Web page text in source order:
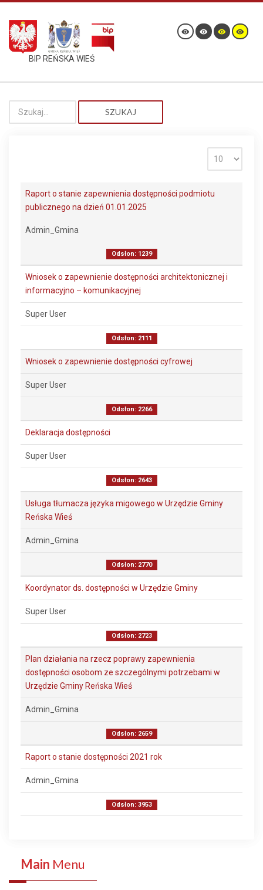
BIP REŃSKA WIEŚ
SZUKAJ
Raport o stanie zapewnienia dostępności podmiotu
publicznego na dzień 01.01.2025
Admin_Gmina
Odsłon: 1239
Wniosek o zapewnienie dostępności architektonicznej i
informacyjno – komunikacyjnej
Super User
Odsłon: 2111
Wniosek o zapewnienie dostępności cyfrowej
Super User
Odsłon: 2266
Deklaracja dostępności
Super User
Odsłon: 2643
Usługa tłumacza języka migowego w Urzędzie Gminy
Reńska Wieś
Admin_Gmina
Odsłon: 2770
Koordynator ds. dostępności w Urzędzie Gminy
Super User
Odsłon: 2723
Plan działania na rzecz poprawy zapewnienia
dostępności osobom ze szczególnymi potrzebami w
Urzędzie Gminy Reńska Wieś
Admin_Gmina
Odsłon: 2659
Raport o stanie dostępności 2021 rok
Admin_Gmina
Odsłon: 3953
Main Menu